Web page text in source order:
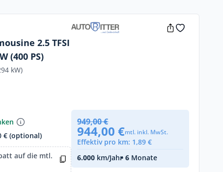
2.5 TFSI
(400 PS)
kW)
€ (optional)
auf die mtl.
949,00 €
944,00 €mtl. inkl. MwSt.
Effektiv pro km: 1,89 €
6.000 km/Jahr• 6 Monate